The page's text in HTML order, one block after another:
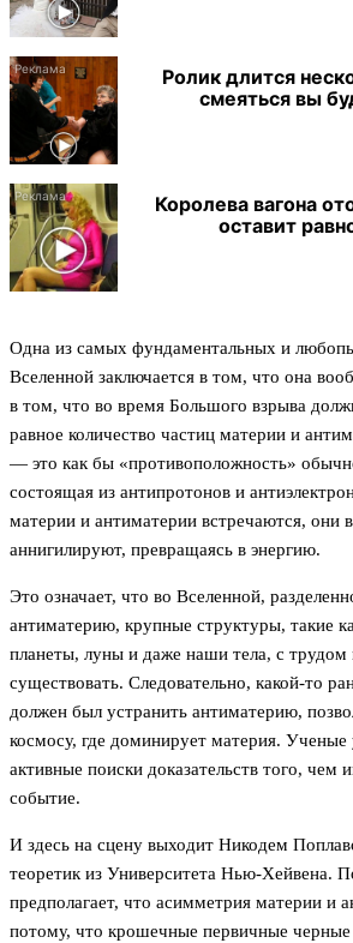
Ролик длится
смеяться вы
Королева вагона
оставит
Одна из самых фундаментальных и
Вселенной заключается в том, что она
в том, что во время Большого взрыва
равное количество частиц материи и
— это как бы «противоположность»
состоящая из антипротонов и
материи и антиматерии встречаются, они
аннигилируют, превращаясь в энергию.
Это означает, что во Вселенной,
антиматерию, крупные структуры, такие
планеты, луны и даже наши тела, с трудом
существовать. Следовательно, какой-то
должен был устранить антиматерию,
космосу, где доминирует материя. Ученые
активные поиски доказательств того, чем
событие.
И здесь на сцену выходит Никодем
теоретик из Университета Нью-Хейвена.
предполагает, что асимметрия материи и
потому, что крошечные первичные